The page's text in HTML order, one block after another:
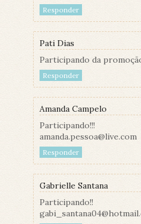
Responder
Pati Dias
Participando da
Responder
Amanda Campelo
Participando!!!
amanda.pessoa@live.com
Responder
Gabrielle Santana
Participando!!